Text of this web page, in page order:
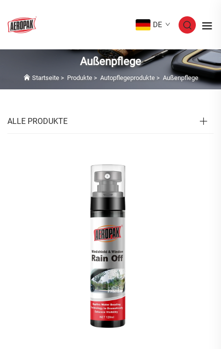
DE
Außenpflege
Startseite> Produkte> Autopflegeprodukte> Außenpflege
ALLE PRODUKTE